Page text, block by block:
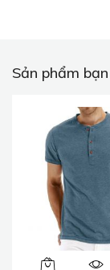
Sản phẩm